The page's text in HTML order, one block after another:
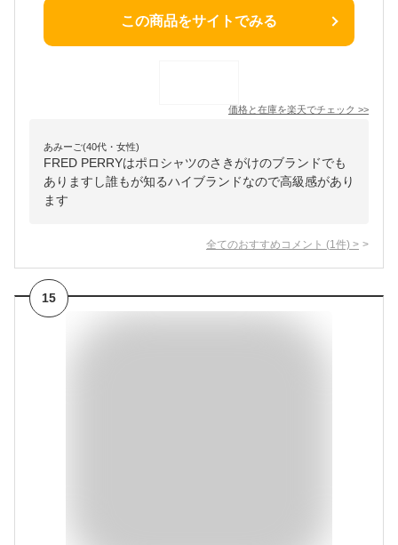
この商品をサイトでみる
価格と在庫を楽天でチェック >>
あみーご(40代・女性)
FRED PERRYはポロシャツのさきがけのブランドでも
ありますし誰もが知るハイブランドなので高級感があり
ます
全てのおすすめコメント (1 件) >
15